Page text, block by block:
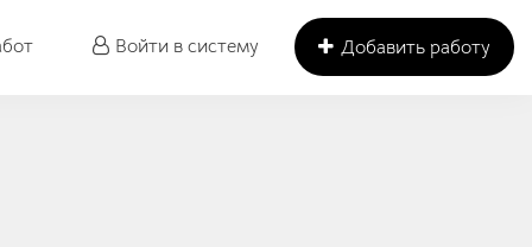
Добавить работу
Войти в систему